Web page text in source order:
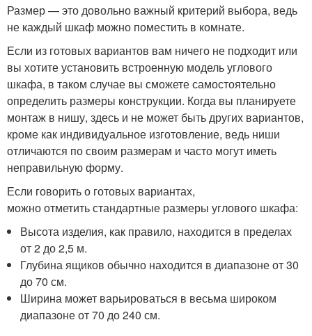
Размер — это довольно важный критерий выбора, ведь
не каждый шкаф можно поместить в комнате.
Если из готовых вариантов вам ничего не подходит или
вы хотите установить встроенную модель углового
шкафа, в таком случае вы сможете самостоятельно
определить размеры конструкции. Когда вы планируете
монтаж в нишу, здесь и не может быть других вариантов,
кроме как индивидуальное изготовление, ведь ниши
отличаются по своим размерам и часто могут иметь
неправильную форму.
Если говорить о готовых вариантах,
можно отметить стандартные размеры углового шкафа:
Высота изделия, как правило, находится в пределах
от 2 до 2,5 м.
Глубина ящиков обычно находится в диапазоне от 30
до 70 см.
Ширина может варьироваться в весьма широком
диапазоне от 70 до 240 см.